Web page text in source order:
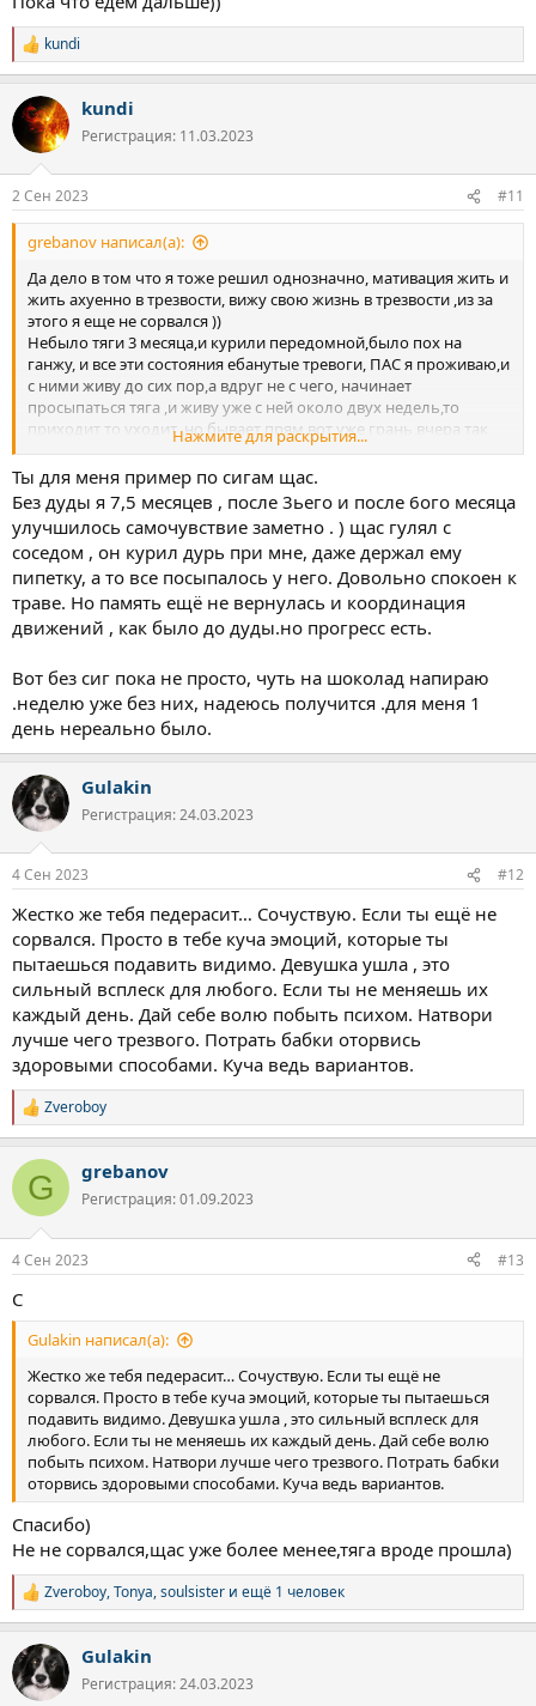
Р
е
к
ц
и
kundi
kundi
Регистрация: 11.03.2023
2 Сен 2023 #11
grebanov написал(а):
Да дело в том что я тоже решил однозначно, мативация жить и
жить ахуенно в трезвости, вижу свою жизнь в трезвости ,из за
этого я еще не сорвался ))
Небыло тяги 3 месяца,и курили передомной,было пох на
ганжу, и все эти состояния ебанутые тревоги, ПАС я проживаю,и
с ними живу до сих пор,а вдруг не с чего, начинает
просыпаться тяга ,и живу уже с ней около двух недель,то
приходит то уходит ,но бывает прям вот уже грань,вчера так
было,но обманул самого себя не сделал. Вчера была прям
грань.
А по сигаретам изучал информацию как бросить,прослушал
гнигу Ален Еар ,и как то получилось бросить ,курил с 14 лет
,мне сейчас 29.
Самое сложное перетерпеть 2 недели ,а когда хотелось
курить,я про себя думал а чем мне эта сигарета щас поможет?
Что сигарета сейчас изменит ? Ни чего она не меняет и не
помогает, и легче не станет когда ты ее покуришь,это
психологический момент, этот момент понять и все
получиться))
Не курю 8 месяц и не тянет и не собервэаюсь )
А сколько ты ганжу не употребляешь?
Нажмите для раскрытия...
Ты для меня пример по сигам щас.
Без дуды я 7,5 месяцев , после 3ьего и после 6ого месяца
улучшилось самочувствие заметно . ) щас гулял с
соседом , он курил дурь при мне, даже держал ему
пипетку, а то все посыпалось у него. Довольно спокоен к
траве. Но память ещё не вернулась и координация
движений , как было до дуды.но прогресс есть.
Вот без сиг пока не просто, чуть на шоколад напираю
.неделю уже без них, надеюсь получится .для меня 1
день нереально было.
Gulakin
Регистрация: 24.03.2023
4 Сен 2023 #12
Жестко же тебя педерасит… Сочуствую. Если ты ещё не
сорвался. Просто в тебе куча эмоций, которые ты
пытаешься подавить видимо. Девушка ушла , это
сильный всплеск для любого. Если ты не меняешь их
каждый день. Дай себе волю побыть психом. Натвори
лучше чего трезвого. Потрать бабки оторвись
здоровыми способами. Куча ведь вариантов.
Р
е
к
ц
и
Zveroboy
G grebanov
Регистрация: 01.09.2023
4 Сен 2023 #13
С
Gulakin написал(а):
Жестко же тебя педерасит… Сочуствую. Если ты ещё не
сорвался. Просто в тебе куча эмоций, которые ты пытаешься
подавить видимо. Девушка ушла , это сильный всплеск для
любого. Если ты не меняешь их каждый день. Дай себе волю
побыть психом. Натвори лучше чего трезвого. Потрать бабки
оторвись здоровыми способами. Куча ведь вариантов.
Спасибо)
Не не сорвался,щас уже более менее,тяга вроде прошла)
Р
е
к
ц
и
Zveroboy,Tonya,soulsister и ещё 1 человек
Gulakin
Регистрация: 24.03.2023